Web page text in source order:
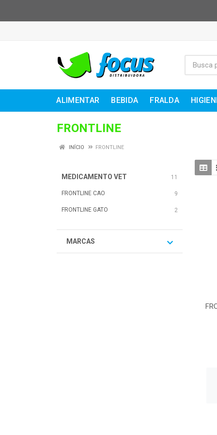
ALIMENTAR BEBIDA FRALDA
FRONTLINE
INÍCIO FRONTLINE
MEDICAMENTO VET 11
FRONTLINE CAO 9
FRONTLINE GATO 2
MARCAS